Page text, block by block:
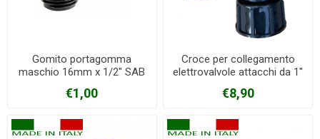
Gomito portagomma
maschio 16mm x 1/2" SAB
€1,00
Croce per collegamento
elettrovalvole attacchi da 1"
€8,90